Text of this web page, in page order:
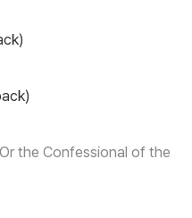
the Confessional of the